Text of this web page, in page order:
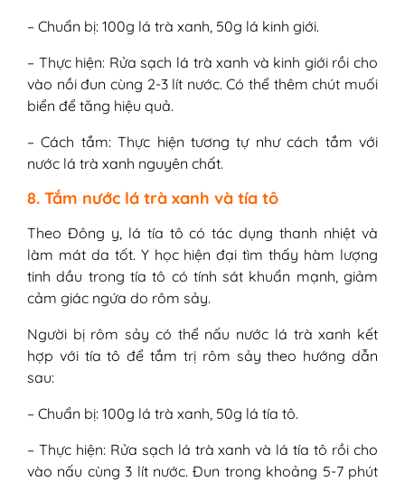
– Chuẩn bị: 100g lá trà xanh, 50g lá kinh giới.
– Thực hiện: Rửa sạch lá trà xanh và kinh giới rồi cho
vào nồi đun cùng 2-3 lít nước. Có thể thêm chút muối
biển để tăng hiệu quả.
– Cách tắm: Thực hiện tương tự như cách tắm với
nước lá trà xanh nguyên chất.
8. Tắm nước lá trà xanh và tía tô
Theo Đông y, lá tía tô có tác dụng thanh nhiệt và
làm mát da tốt. Y học hiện đại tìm thấy hàm lượng
tinh dầu trong tía tô có tính sát khuẩn mạnh, giảm
cảm giác ngứa do rôm sảy.
Người bị rôm sảy có thể nấu nước lá trà xanh kết
hợp với tía tô để tắm trị rôm sảy theo hướng dẫn
sau:
– Chuẩn bị: 100g lá trà xanh, 50g lá tía tô.
– Thực hiện: Rửa sạch lá trà xanh và lá tía tô rồi cho
vào nấu cùng 3 lít nước. Đun trong khoảng 5-7 phút